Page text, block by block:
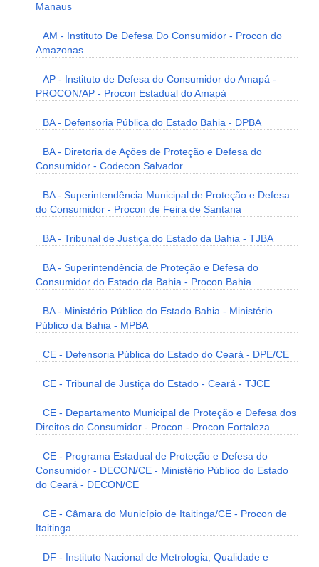
Manaus
AM - Instituto De Defesa Do Consumidor - Procon do
Amazonas
AP - Instituto de Defesa do Consumidor do Amapá -
PROCON/AP - Procon Estadual do Amapá
BA - Defensoria Pública do Estado Bahia - DPBA
BA - Diretoria de Ações de Proteção e Defesa do
Consumidor - Codecon Salvador
BA - Superintendência Municipal de Proteção e Defesa
do Consumidor - Procon de Feira de Santana
BA - Tribunal de Justiça do Estado da Bahia - TJBA
BA - Superintendência de Proteção e Defesa do
Consumidor do Estado da Bahia - Procon Bahia
BA - Ministério Público do Estado Bahia - Ministério
Público da Bahia - MPBA
CE - Defensoria Pública do Estado do Ceará - DPE/CE
CE - Tribunal de Justiça do Estado - Ceará - TJCE
CE - Departamento Municipal de Proteção e Defesa dos
Direitos do Consumidor - Procon - Procon Fortaleza
CE - Programa Estadual de Proteção e Defesa do
Consumidor - DECON/CE - Ministério Público do Estado
do Ceará - DECON/CE
CE - Câmara do Município de Itaitinga/CE - Procon de
Itaitinga
DF - Instituto Nacional de Metrologia, Qualidade e